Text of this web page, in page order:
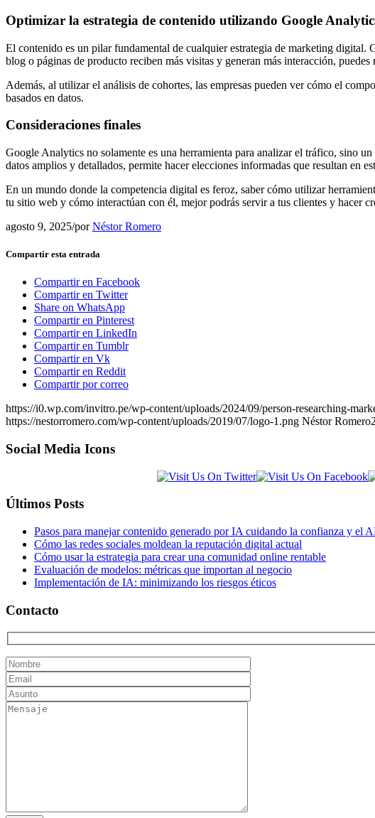
Optimizar la estrategia de contenido utilizando Google
El contenido es un pilar fundamental de cualquier estrategia de marketing
blog o páginas de producto reciben más visitas y generan más interacción,
Además, al utilizar el análisis de cohortes, las empresas pueden ver cómo el
basados en datos.
Consideraciones finales
Google Analytics no solamente es una herramienta para analizar el tráfico, sino
datos amplios y detallados, permite hacer elecciones informadas que resultan en
En un mundo donde la competencia digital es feroz, saber cómo utilizar
tu sitio web y cómo interactúan con él, mejor podrás servir a tus clientes y hacer
agosto 9, 2025/porNéstor Romero
Compartir esta entrada
Compartir en Facebook
Compartir en Twitter
Share on WhatsApp
Compartir en Pinterest
Compartir en LinkedIn
Compartir en Tumblr
Compartir en Vk
Compartir en Reddit
Compartir por correo
https://i0.wp.com/invitro.pe/wp-content/uploads/2024/09/person-researching-
https://nestorromero.com/wp-content/uploads/2019/07/logo-1.png Néstor Romero
Social Media Icons
Últimos Posts
Pasos para manejar contenido generado por IA cuidando la confianza y el
Cómo las redes sociales moldean la reputación digital actual
Cómo usar la estrategia para crear una comunidad online rentable
Evaluación de modelos: métricas que importan al negocio
Implementación de IA: minimizando los riesgos éticos
Contacto